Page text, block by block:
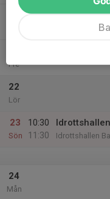
Fre
22
Lör
23
Sön
10:30
11:30
Idrottshallen
24
Mån